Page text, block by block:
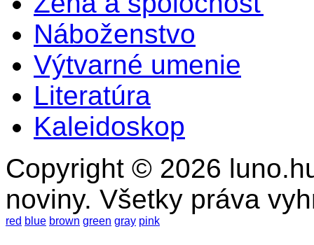
Náboženstvo
Výtvarné umenie
Literatúra
Kaleidoskop
Copyright © 2026
noviny. Všetky práva
red blue brown green gray pink